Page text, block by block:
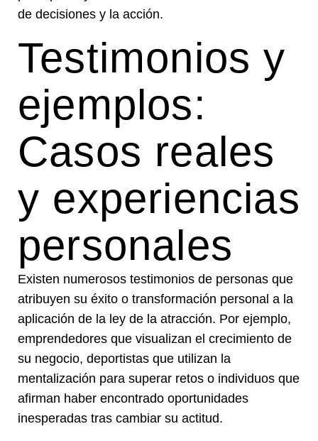
de decisiones y la acción.
Testimonios y
ejemplos:
Casos reales
y experiencias
personales
Existen numerosos testimonios de personas que
atribuyen su éxito o transformación personal a la
aplicación de la ley de la atracción. Por ejemplo,
emprendedores que visualizan el crecimiento de
su negocio, deportistas que utilizan la
mentalización para superar retos o individuos que
afirman haber encontrado oportunidades
inesperadas tras cambiar su actitud.